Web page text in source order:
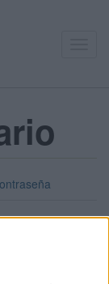
usuario o tu